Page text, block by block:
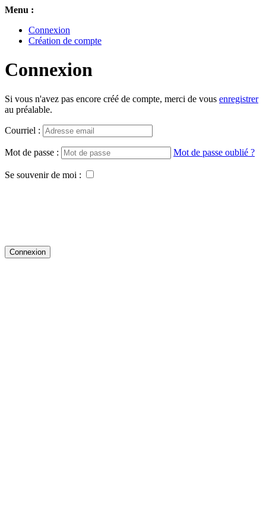
Menu :
Connexion
Création de compte
Connexion
Si vous n'avez pas encore créé de compte, merci de vous enregistrer
au préalable.
Courriel :
Mot de passe : Mot de passe oublié ?
Se souvenir de moi :
Connexion